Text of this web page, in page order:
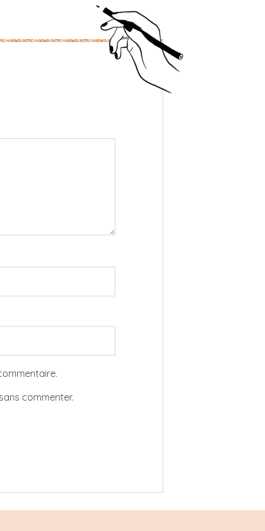
commenter.